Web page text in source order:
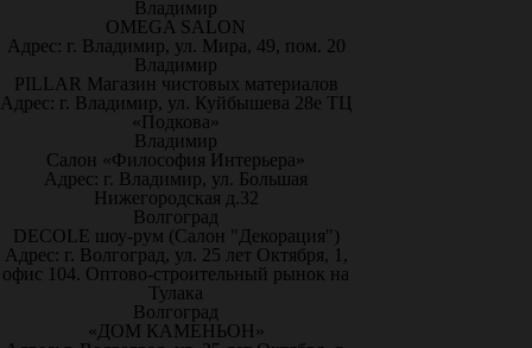
Владимир
OMEGA SALON
Адрес: г. Владимир, ул. Мира, 49, пом. 20
Владимир
PILLAR Магазин чистовых материалов
Адрес: г. Владимир, ул. Куйбышева 28е ТЦ
«Подкова»
Владимир
Салон «Философия Интерьера»
Адрес: г. Владимир, ул. Большая
Нижегородская д.32
Волгоград
DECOLE шоу-рум (Салон "Декорация")
Адрес: г. Волгоград, ул. 25 лет Октября, 1,
офис 104. Оптово-строительный рынок на
Тулака
Волгоград
«ДОМ КАМЕНЬОН»